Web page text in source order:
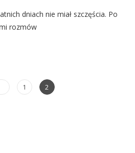
Wynik
dniach nie miał szczęścia. Po
rozmów
Nawigacja
Page
1 Page
2